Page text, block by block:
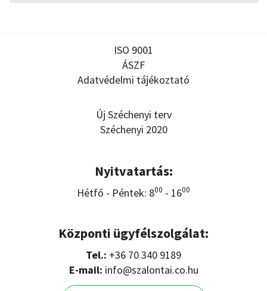
ISO 9001
ÁSZF
Adatvédelmi tájékoztató
Új Széchenyi terv
Széchenyi 2020
Nyitvatartás:
Hétfő - Péntek: 800 - 1600
Központi ügyfélszolgálat:
Tel.: +36 70 340 9189
E-mail: info@szalontai.co.hu